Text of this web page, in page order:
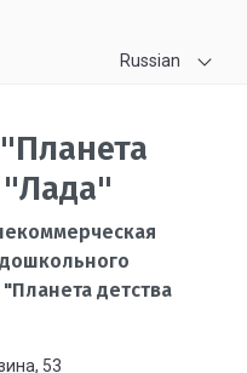
Russian
"Лада"
детства
53